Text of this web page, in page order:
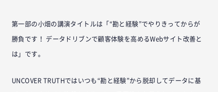
第一部の小畑の講演タイトルは「“勘と経験”でやりきってからが
勝負です！ データドリブンで顧客体験を高めるWebサイト改善と
は」です。
UNCOVER TRUTHではいつも“勘と経験”から脱却してデータに基